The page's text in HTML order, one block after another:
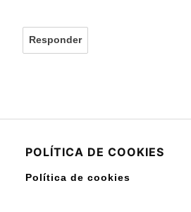
Responder
POLÍTICA DE COOKIES
Política de cookies